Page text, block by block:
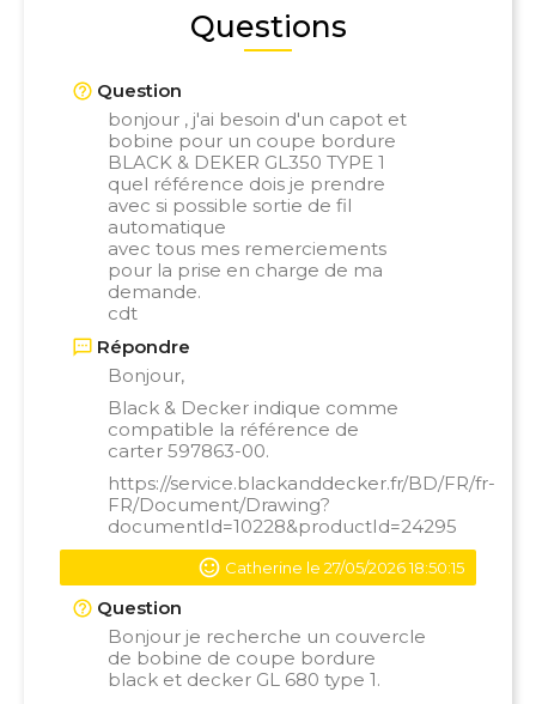
Questions
Question
bonjour , j'ai besoin d'un capot et
bobine pour un coupe bordure
BLACK & DEKER GL350 TYPE 1
quel référence dois je prendre
avec si possible sortie de fil
automatique
avec tous mes remerciements
pour la prise en charge de ma
demande.
cdt
Répondre
Bonjour,
Black & Decker indique comme
compatible la référence de
carter 597863-00.
https://service.blackanddecker.fr/BD/FR/fr-
FR/Document/Drawing?
documentId=10228&productId=24295
Catherine le 27/05/2026 18:50:15
Question
Bonjour je recherche un couvercle
de bobine de coupe bordure
black et decker GL 680 type 1.